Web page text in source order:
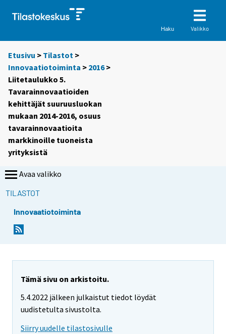
Haku Valikko
Etusivu > Tilastot >
Innovaatiotoiminta > 2016>
Liitetaulukko 5.
Tavarainnovaatioiden
kehittäjät suuruusluokan
mukaan 2014-2016, osuus
tavarainnovaatioita
markkinoille tuoneista
yrityksistä
Avaa valikko
TILASTOT
Innovaatiotoiminta
Tämä sivu on arkistoitu.
5.4.2022 jälkeen julkaistut tiedot löydät
uudistetulta sivustolta.
Siirry uudelle tilastosivulle